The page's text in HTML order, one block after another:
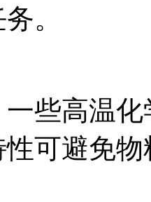
。
些高温
可避免